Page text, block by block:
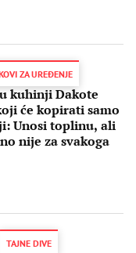
ZA UREĐENJE
kuhinji Dakote
će kopirati samo
Unosi toplinu, ali
nije za svakoga
TAJNE DIVE